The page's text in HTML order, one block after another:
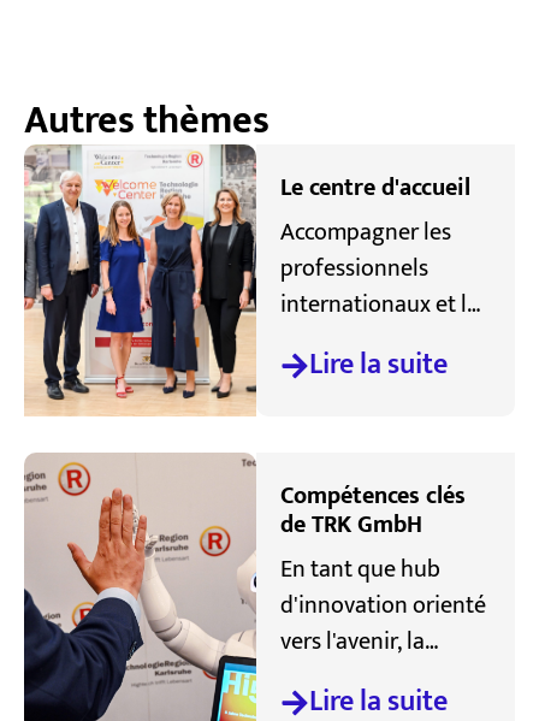
Autres thèmes
Le centre d'accueil
Accompagner les
professionnels
internationaux et les
jeunes talents dans
leurs premiers pas
intégration à long
terme - telle est la
mission du Welcome
Center TRK.
Lire la suite
Compétences clés
de TRK GmbH
En tant que hub
d'innovation orienté
vers l'avenir, la
TechnologieRegion
Lire la suite